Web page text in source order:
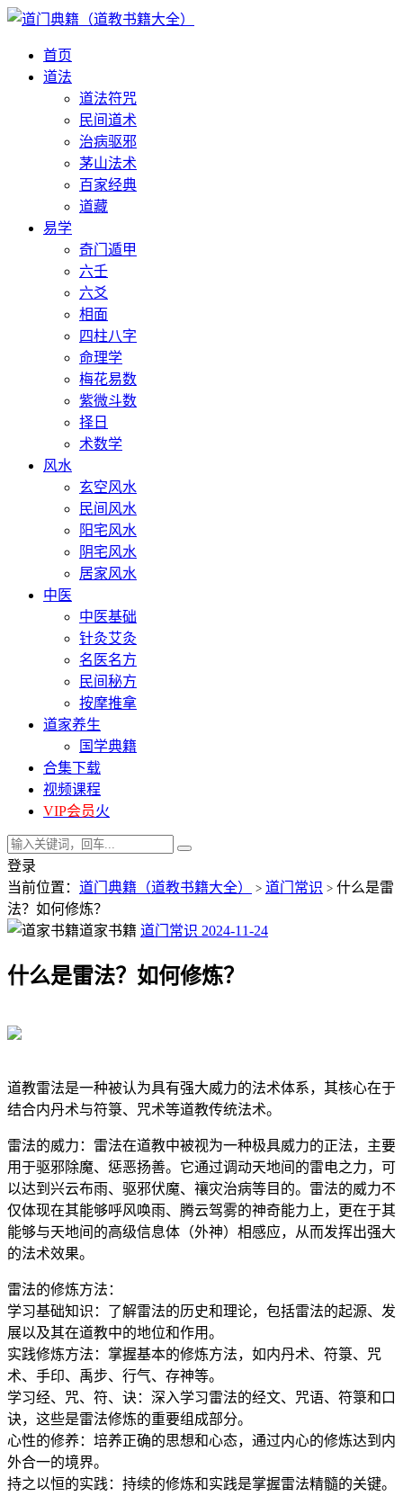
首页
道法
道法符咒
民间道术
治病驱邪
茅山法术
百家经典
道藏
易学
奇门遁甲
六壬
六爻
相面
四柱八字
命理学
梅花易数
紫微斗数
择日
术数学
风水
玄空风水
民间风水
阳宅风水
阴宅风水
居家风水
中医
中医基础
针灸艾灸
名医名方
民间秘方
按摩推拿
道家养生
国学典籍
合集下载
视频课程
VIP会员火
登录
当前位置： 道门典籍（道教书籍大全） > 道门常识 > 什么是雷
法？如何修炼？
道家书籍 道门常识 2024-11-24
什么是雷法？如何修炼？
道教雷法是一种被认为具有强大威力的法术体系，其核心在于
结合内丹术与符箓、咒术等道教传统法术。
雷法的威力：雷法在道教中被视为一种极具威力的正法，主要
用于驱邪除魔、惩恶扬善。它通过调动天地间的雷电之力，可
以达到兴云布雨、驱邪伏魔、禳灾治病等目的。雷法的威力不
仅体现在其能够呼风唤雨、腾云驾雾的神奇能力上，更在于其
能够与天地间的高级信息体（外神）相感应，从而发挥出强大
的法术效果。
雷法的修炼方法：
学习基础知识：了解雷法的历史和理论，包括雷法的起源、发
展以及其在道教中的地位和作用。
实践修炼方法：掌握基本的修炼方法，如内丹术、符箓、咒
术、手印、禹步、行气、存神等。
学习经、咒、符、诀：深入学习雷法的经文、咒语、符箓和口
诀，这些是雷法修炼的重要组成部分。
心性的修养：培养正确的思想和心态，通过内心的修炼达到内
外合一的境界。
持之以恒的实践：持续的修炼和实践是掌握雷法精髓的关键。